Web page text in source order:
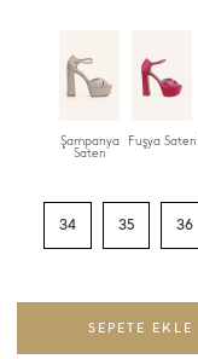
Şampanya
Saten
Fuşya Saten
34 35 36